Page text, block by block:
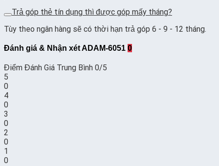
Trả góp thẻ tín dụng thì được góp mấy tháng?
Tùy theo ngân hàng sẽ có thời hạn trả góp 6 - 9 - 12 tháng.
Đánh giá & Nhận xét ADAM-6051 0
Điểm Đánh Giá Trung Bình 0/5
5
0
4
0
3
0
2
0
1
0